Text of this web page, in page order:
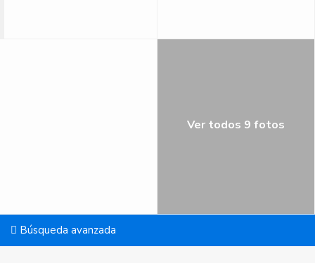
Ver todos 9 fotos
Búsqueda avanzada